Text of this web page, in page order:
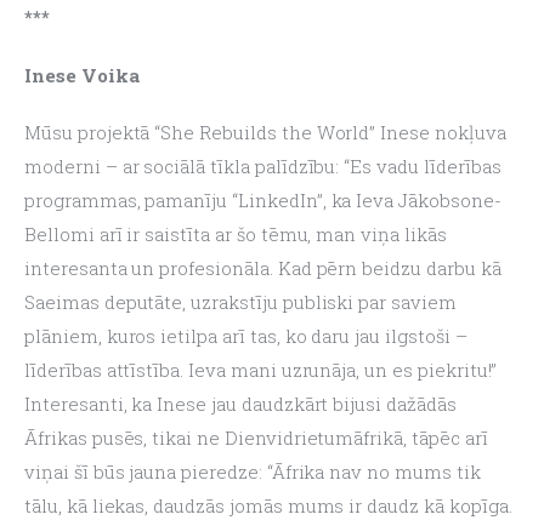
***
Inese Voika
Mūsu projektā “She Rebuilds the World” Inese nokļuva
moderni – ar sociālā tīkla palīdzību: “Es vadu līderības
programmas, pamanīju “LinkedIn”, ka Ieva Jākobsone-
Bellomi arī ir saistīta ar šo tēmu, man viņa likās
interesanta un profesionāla. Kad pērn beidzu darbu kā
Saeimas deputāte, uzrakstīju publiski par saviem
plāniem, kuros ietilpa arī tas, ko daru jau ilgstoši –
līderības attīstība. Ieva mani uzrunāja, un es piekritu!”
Interesanti, ka Inese jau daudzkārt bijusi dažādās
Āfrikas pusēs, tikai ne Dienvidrietumāfrikā, tāpēc arī
viņai šī būs jauna pieredze: “Āfrika nav no mums tik
tālu, kā liekas, daudzās jomās mums ir daudz kā kopīga.